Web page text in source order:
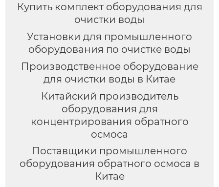
Купить комплект оборудования для
очистки воды
Установки для промышленного
оборудования по очистке воды
Производственное оборудование
для очистки воды в Китае
Китайский производитель
оборудования для
концентрирования обратного
осмоса
Поставщики промышленного
оборудования обратного осмоса в
Китае